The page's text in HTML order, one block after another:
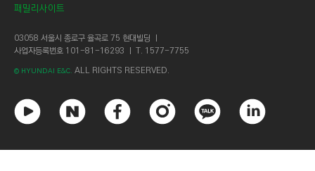
패밀리사이트
03058 서울시 종로구 율곡로 75 현대빌딩 ㅣ
사업자등록번호 101-81-16293 ㅣ T. 1577-7755
© HYUNDAI E&C. ALL RIGHTS RESERVED.
튜
이
이
스
카
크